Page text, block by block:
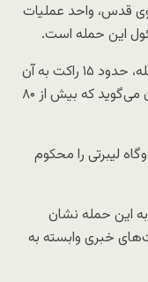
قدس، واحد عملیات
این حمله است.
دولت عراق اعلام کرده که در جریان این حمله، حدود ۱۵ راکت به آن
شلیک شد اما سازمان مجاهدین خلق ایران می‌گوید که بیش از ۸۰
لیبرتی را محکوم
این حمله نشان
خبری وابسته به